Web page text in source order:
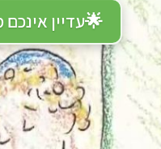
🌟עדיין